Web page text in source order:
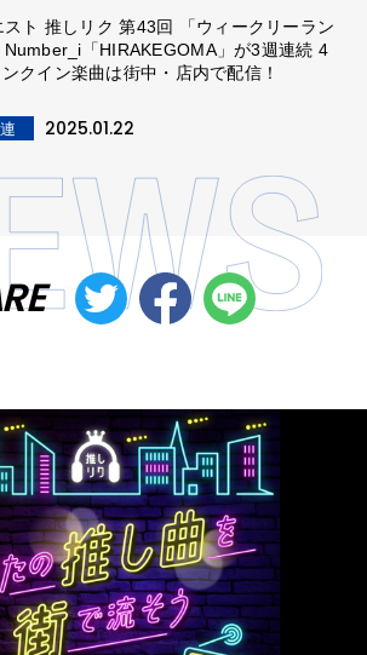
ト 推しリク 第43回 「ウィークリーラン
「HIRAKEGOMA」が3週連続 4
クイン楽曲は街中・店内で配信！
2025.01.22